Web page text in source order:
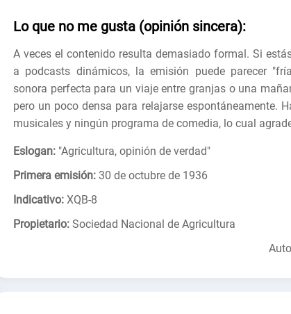
Lo que no me gusta (opinión sincera):
A veces el contenido resulta demasiado formal. Si
a podcasts dinámicos, la emisión puede parecer
sonora perfecta para un viaje entre granjas o una
pero un poco densa para relajarse espontáneamente.
musicales y ningún programa de comedia, lo cual
Eslogan: "Agricultura, opinión de verdad"
Primera emisión: 30 de octubre de 1936
Indicativo: XQB-8
Propietario: Sociedad Nacional de Agricultura